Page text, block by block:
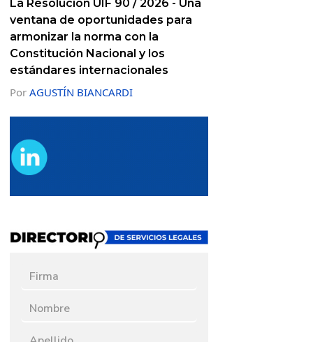
La Resolución UIF 90 / 2026 - Una
ventana de oportunidades para
armonizar la norma con la
Constitución Nacional y los
estándares internacionales
Por AGUSTÍN BIANCARDI